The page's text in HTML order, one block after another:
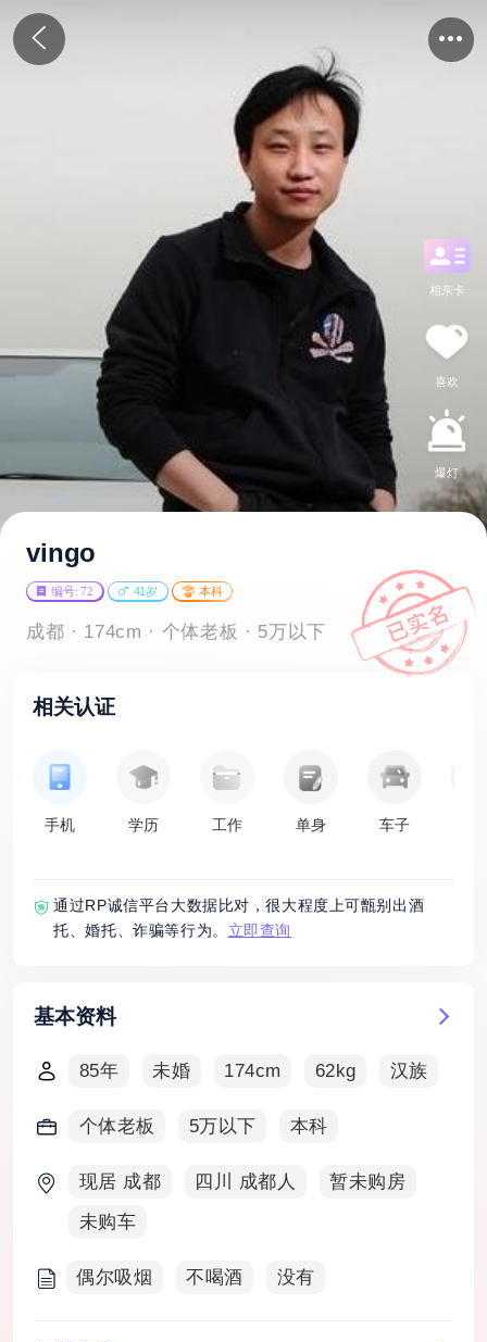
相亲卡
喜欢
爆灯
vingo
编号: 72 41岁 本科
成都 · 174cm · 个体老板 · 5万以下
相关认证
手机 学历 工作 单身 车子
通过RP诚信平台大数据比对，很大程度上可甑别出酒
托、婚托、诈骗等行为。 立即查询
基本资料
85年 未婚 174cm 62kg 汉族
个体老板 5万以下 本科
现居 成都 四川 成都人
暂未购房
未购车
偶尔吸烟 不喝酒 没有